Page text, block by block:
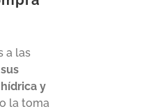
a las
y
la toma